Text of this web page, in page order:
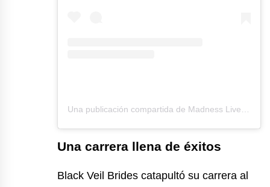
Una publicación compartida de Madness Live! (@madnesslive)
Una carrera llena de éxitos
Black Veil Brides catapultó su carrera al